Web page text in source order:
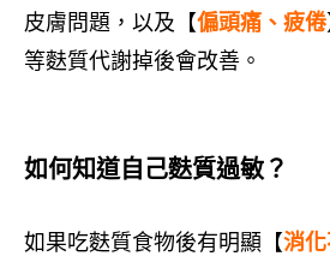
皮膚問題，以及【偏頭痛、疲倦
等麩質代謝掉後會改善。
如何知道自己麩質過敏？
如果吃麩質食物後有明顯【消